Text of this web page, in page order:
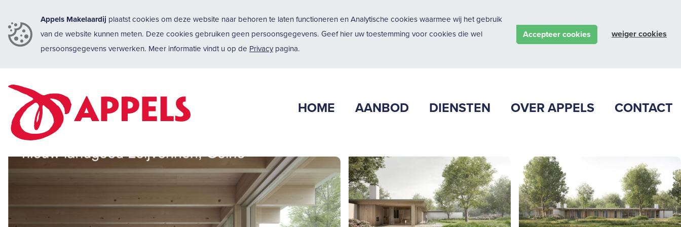
Appels Makelaardij plaatst cookies om deze website naar behoren te laten functioneren en Analytische cookies waarmee wij het gebruik
van de website kunnen meten. Deze cookies gebruiken geen persoonsgegevens. Geef hier uw toestemming voor cookies die wel
persoonsgegevens verwerken. Meer informatie vindt u op de Privacypagina.
Accepteer cookies weiger cookies
HOME AANBOD DIENSTEN OVER APPELS CONTACT